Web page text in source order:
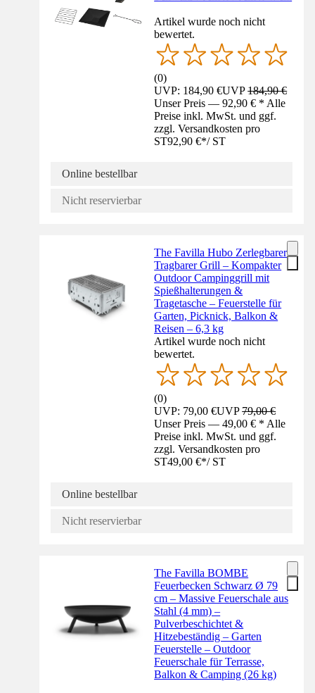
Artikel wurde noch nicht
bewertet.
(0)
UVP: 184,90 €UVP184,90 €
Unser Preis — 92,90 € * Alle
Preise inkl. MwSt. und ggf.
zzgl. Versandkosten pro
ST92,90 €*/ ST
Online bestellbar
Nicht reservierbar
The Favilla Hubo Zerlegbarer
Tragbarer Grill – Kompakter
Outdoor Campinggrill mit
Spießhalterungen &
Tragetasche – Feuerstelle für
Garten, Picknick, Balkon &
Reisen – 6,3 kg
Artikel wurde noch nicht
bewertet.
(0)
UVP: 79,00 €UVP79,00 €
Unser Preis — 49,00 € * Alle
Preise inkl. MwSt. und ggf.
zzgl. Versandkosten pro
ST49,00 €*/ ST
Online bestellbar
Nicht reservierbar
The Favilla BOMBE
Feuerbecken Schwarz Ø 79
cm – Massive Feuerschale aus
Stahl (4 mm) –
Pulverbeschichtet &
Hitzebeständig – Garten
Feuerstelle – Outdoor
Feuerschale für Terrasse,
Balkon & Camping (26 kg)